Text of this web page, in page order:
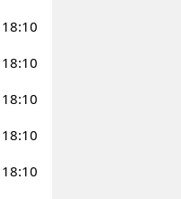
18:10
18:10
18:10
18:10
18:10